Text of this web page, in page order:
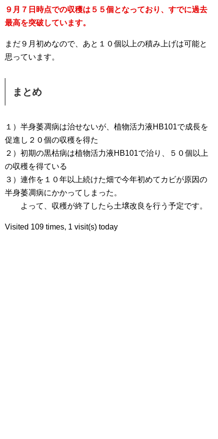
９月７日時点での収穫は５５個となっており、すでに過去
最高を突破しています。
まだ９月初めなので、あと１０個以上の積み上げは可能と
思っています。
まとめ
１）半身萎凋病は治せないが、植物活力液HB101で成長を
促進し２０個の収穫を得た
２）初期の黒枯病は植物活力液HB101で治り、５０個以上
の収穫を得ている
３）連作を１０年以上続けた畑で今年初めてカビが原因の
半身萎凋病にかかってしまった。
よって、収穫が終了したら土壌改良を行う予定です。
Visited 109 times, 1 visit(s) today